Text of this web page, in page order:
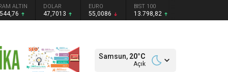
ALTIN DOLAR
47,7013
EURO
55,0086
BIST 100
13.798,82
Samsun, 20°C
Açık